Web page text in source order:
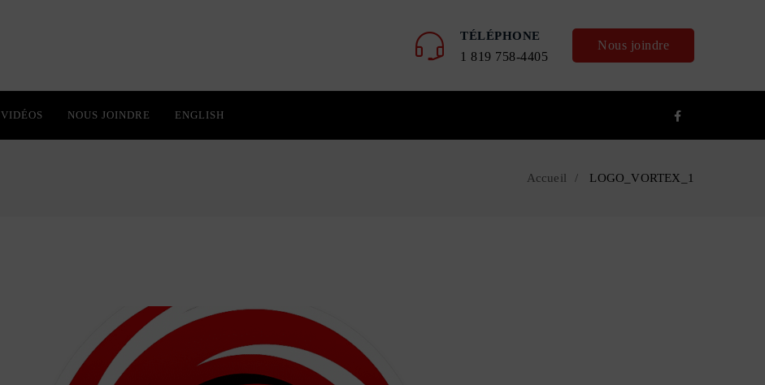
TÉLÉPHONE
1 819 758-4405
Nous joindre
VIDÉOS NOUS JOINDRE ENGLISH
Accueil LOGO_VORTEX_1